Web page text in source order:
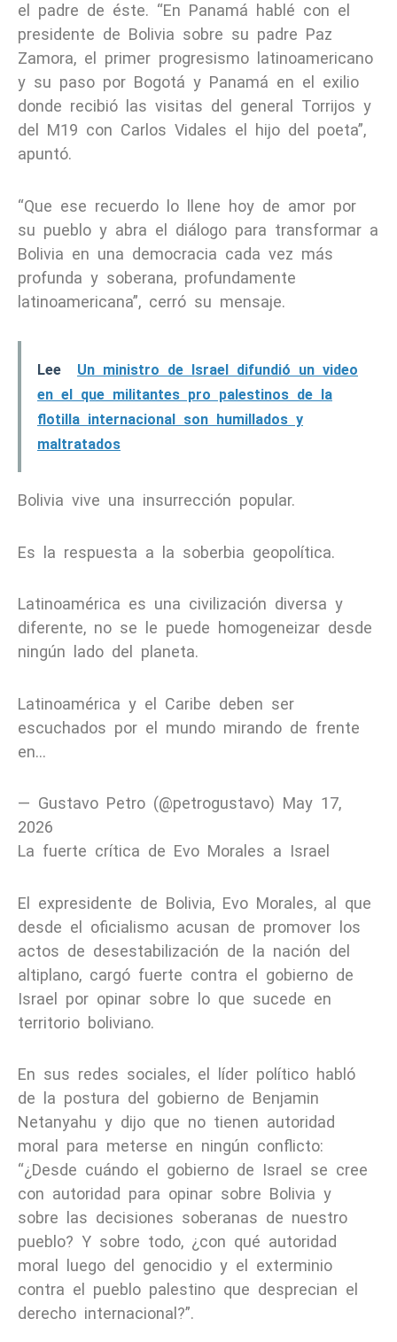
el padre de éste. “En Panamá hablé con el
presidente de Bolivia sobre su padre Paz
Zamora, el primer progresismo latinoamericano
y su paso por Bogotá y Panamá en el exilio
donde recibió las visitas del general Torrijos y
del M19 con Carlos Vidales el hijo del poeta”,
apuntó.
“Que ese recuerdo lo llene hoy de amor por
su pueblo y abra el diálogo para transformar a
Bolivia en una democracia cada vez más
profunda y soberana, profundamente
latinoamericana”, cerró su mensaje.
Lee
Un ministro de Israel difundió un video
en el que militantes pro palestinos de la
flotilla internacional son humillados y
maltratados
Bolivia vive una insurrección popular.
Es la respuesta a la soberbia geopolítica.
Latinoamérica es una civilización diversa y
diferente, no se le puede homogeneizar desde
ningún lado del planeta.
Latinoamérica y el Caribe deben ser
escuchados por el mundo mirando de frente
en…
— Gustavo Petro (@petrogustavo) May 17,
2026
La fuerte crítica de Evo Morales a Israel
El expresidente de Bolivia, Evo Morales, al que
desde el oficialismo acusan de promover los
actos de desestabilización de la nación del
altiplano, cargó fuerte contra el gobierno de
Israel por opinar sobre lo que sucede en
territorio boliviano.
En sus redes sociales, el líder político habló
de la postura del gobierno de Benjamin
Netanyahu y dijo que no tienen autoridad
moral para meterse en ningún conflicto:
“¿Desde cuándo el gobierno de Israel se cree
con autoridad para opinar sobre Bolivia y
sobre las decisiones soberanas de nuestro
pueblo? Y sobre todo, ¿con qué autoridad
moral luego del genocidio y el exterminio
contra el pueblo palestino que desprecian el
derecho internacional?”.